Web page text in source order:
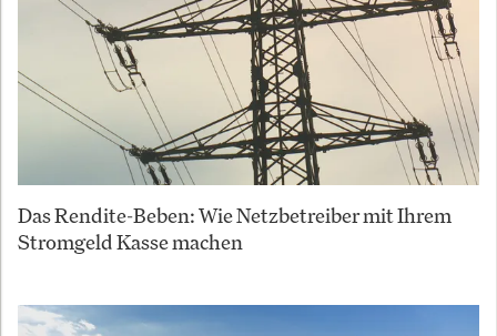
Das Rendite-Beben: Wie Netzbetreiber mit Ihrem
Stromgeld Kasse machen